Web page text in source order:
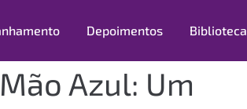
Depoimentos Biblioteca
Azul: Um